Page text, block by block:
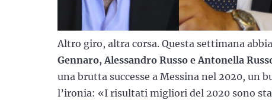
Altro giro, altra corsa. Questa settimana
Gennaro, Alessandro Russo e Antonella
una brutta successe a Messina nel 2020, un
l’ironia: «I risultati migliori del 2020 sono